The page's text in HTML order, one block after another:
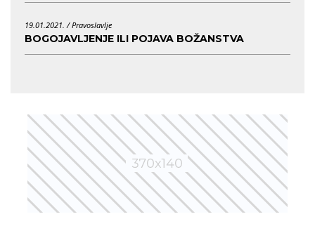
19.01.2021. /Pravoslavlje
BOGOJAVLJENJE ILI POJAVA BOŽANSTVA